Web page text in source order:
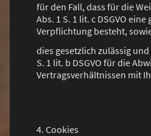
für den Fall, dass für die
Abs. 1 S. 1 lit. c DSGVO
Verpflichtung besteht,
dies gesetzlich zulässig und
S. 1 lit. b DSGVO für die
Vertragsverhältnissen mit
4. Cookies